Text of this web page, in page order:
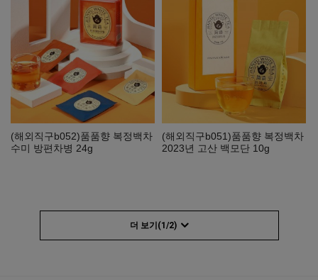
(해외직구b052)품품향 복정백차
수미 방편차병 24g
(해외직구b051)품품향 복정백차
2023년 고산 백모단 10g
더 보기(1/2)